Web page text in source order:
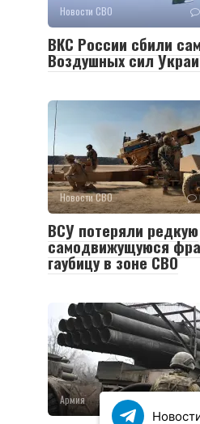
Новости СВО
ВКС России сбили
Воздушных сил
Новости СВО
ВСУ потеряли редкую
самодвижущуюся
гаубицу в зоне СВО
Армия